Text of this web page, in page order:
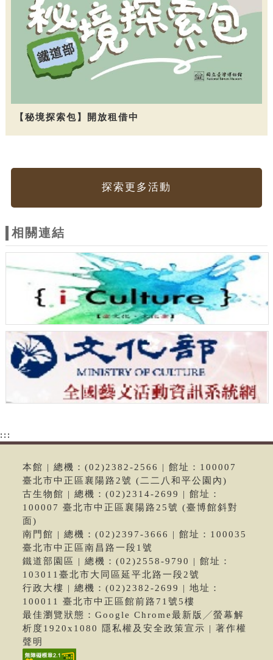
【秘境探索包】開放租借中
探索更多活動
相關連結
:::
本館 | 總機：(02)2382-2566 | 館址：100007
臺北市中正區襄陽路2號 (二二八和平公園內)
古生物館 | 總機：(02)2314-2699 | 館址：
100007 臺北市中正區襄陽路25號 (臺博館斜對
面)
南門館 | 總機：(02)2397-3666 | 館址：100035
臺北市中正區南昌路一段1號
鐵道部園區 | 總機：(02)2558-9790 | 館址：
103011臺北市大同區延平北路一段2號
行政大樓 | 總機：(02)2382-2699 | 地址：
100011 臺北市中正區館前路71號5樓
最佳瀏覽狀態：Google Chrome最新版╱螢幕解
析度1920x1080 隱私權及安全政策宣示 | 著作權
聲明